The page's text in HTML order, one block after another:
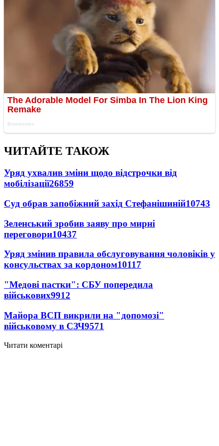
ЧИТАЙТЕ ТАКОЖ
Уряд ухвалив зміни щодо відстрочки від
мобілізації26859
Суд обрав запобіжний захід Стефанішиній10743
Зеленський зробив заяву про мирні
переговори10437
Уряд змінив правила обслуговування чоловіків у
консульствах за кордоном10117
"Медові пастки": СБУ попередила
військових9912
Майора ВСП викрили на "допомозі"
військовому в СЗЧ9571
Читати коментарі